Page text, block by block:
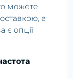
можете
а
є опції